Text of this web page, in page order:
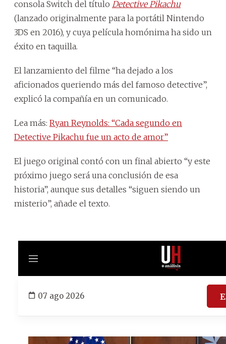
consola Switch del título Detective Pikachu
(lanzado originalmente para la portátil Nintendo
3DS en 2016), y cuya película homónima ha sido un
éxito en taquilla.
El lanzamiento del filme “ha dejado a los
aficionados queriendo más del famoso detective”,
explicó la compañía en un comunicado.
Lea más: Ryan Reynolds: “Cada segundo en
Detective Pikachu fue un acto de amor”
El juego original contó con un final abierto “y este
próximo juego será una conclusión de esa
historia”, aunque sus detalles “siguen siendo un
misterio”, añade el texto.